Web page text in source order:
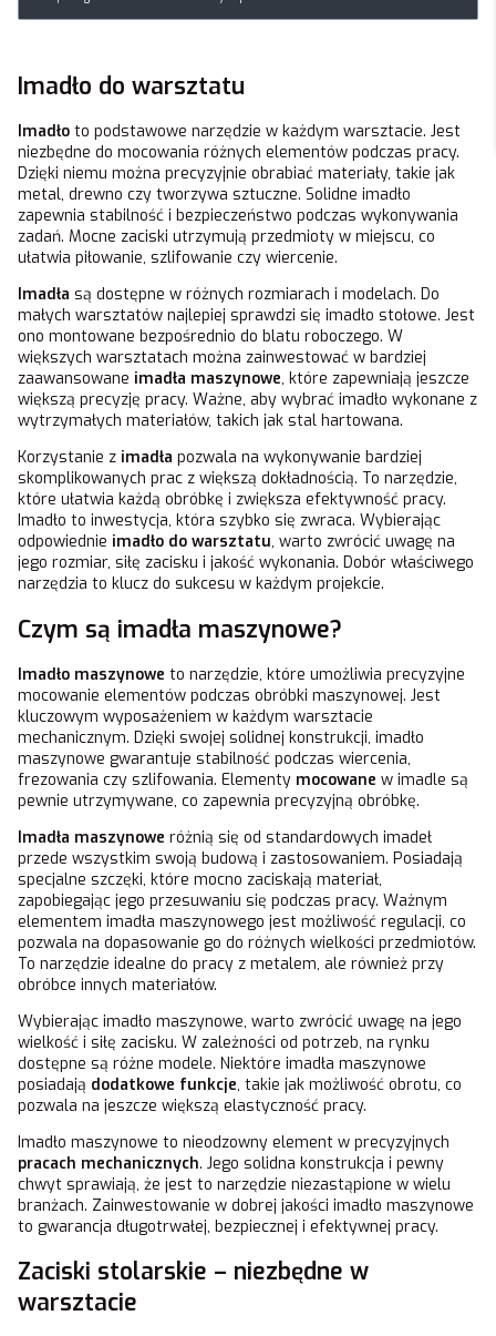
Imadło do warsztatu
Imadło to podstawowe narzędzie w każdym warsztacie. Jest
niezbędne do mocowania różnych elementów podczas pracy.
Dzięki niemu można precyzyjnie obrabiać materiały, takie jak
metal, drewno czy tworzywa sztuczne. Solidne imadło
zapewnia stabilność i bezpieczeństwo podczas wykonywania
zadań. Mocne zaciski utrzymują przedmioty w miejscu, co
ułatwia piłowanie, szlifowanie czy wiercenie.
Imadła są dostępne w różnych rozmiarach i modelach. Do
małych warsztatów najlepiej sprawdzi się imadło stołowe. Jest
ono montowane bezpośrednio do blatu roboczego. W
większych warsztatach można zainwestować w bardziej
zaawansowane imadła maszynowe, które zapewniają jeszcze
większą precyzję pracy. Ważne, aby wybrać imadło wykonane z
wytrzymałych materiałów, takich jak stal hartowana.
Korzystanie z imadła pozwala na wykonywanie bardziej
skomplikowanych prac z większą dokładnością. To narzędzie,
które ułatwia każdą obróbkę i zwiększa efektywność pracy.
Imadło to inwestycja, która szybko się zwraca. Wybierając
odpowiednie imadło do warsztatu, warto zwrócić uwagę na
jego rozmiar, siłę zacisku i jakość wykonania. Dobór właściwego
narzędzia to klucz do sukcesu w każdym projekcie.
Czym są imadła maszynowe?
Imadło maszynowe to narzędzie, które umożliwia precyzyjne
mocowanie elementów podczas obróbki maszynowej. Jest
kluczowym wyposażeniem w każdym warsztacie
mechanicznym. Dzięki swojej solidnej konstrukcji, imadło
maszynowe gwarantuje stabilność podczas wiercenia,
frezowania czy szlifowania. Elementy mocowane w imadle są
pewnie utrzymywane, co zapewnia precyzyjną obróbkę.
Imadła maszynowe różnią się od standardowych imadeł
przede wszystkim swoją budową i zastosowaniem. Posiadają
specjalne szczęki, które mocno zaciskają materiał,
zapobiegając jego przesuwaniu się podczas pracy. Ważnym
elementem imadła maszynowego jest możliwość regulacji, co
pozwala na dopasowanie go do różnych wielkości przedmiotów.
To narzędzie idealne do pracy z metalem, ale również przy
obróbce innych materiałów.
Wybierając imadło maszynowe, warto zwrócić uwagę na jego
wielkość i siłę zacisku. W zależności od potrzeb, na rynku
dostępne są różne modele. Niektóre imadła maszynowe
posiadają dodatkowe funkcje, takie jak możliwość obrotu, co
pozwala na jeszcze większą elastyczność pracy.
Imadło maszynowe to nieodzowny element w precyzyjnych
pracach mechanicznych. Jego solidna konstrukcja i pewny
chwyt sprawiają, że jest to narzędzie niezastąpione w wielu
branżach. Zainwestowanie w dobrej jakości imadło maszynowe
to gwarancja długotrwałej, bezpiecznej i efektywnej pracy.
Zaciski stolarskie – niezbędne w
warsztacie